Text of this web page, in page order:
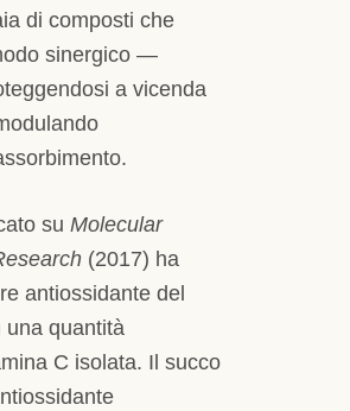
di composti che
sinergico —
a vicenda
su Molecular
(2017) ha
antiossidante del
una quantità
C isolata. Il succo